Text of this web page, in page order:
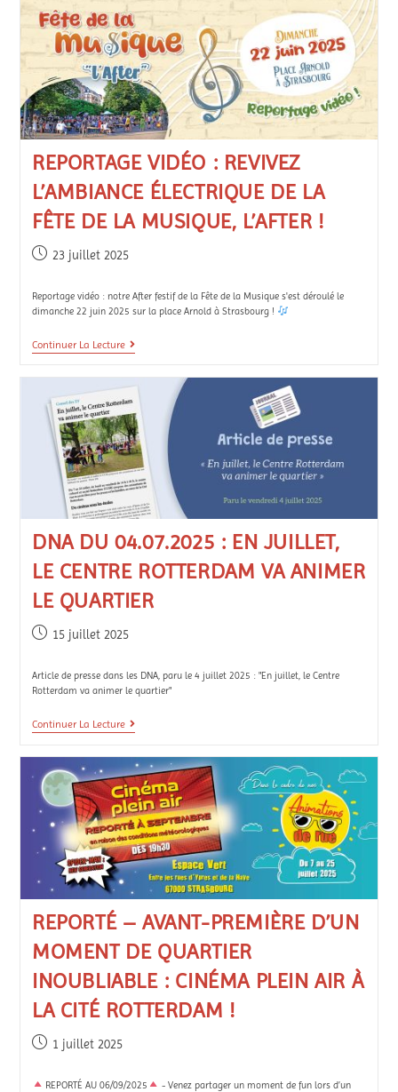
REPORTAGE VIDÉO : REVIVEZ
L’AMBIANCE ÉLECTRIQUE DE LA
FÊTE DE LA MUSIQUE, L’AFTER !
23 juillet 2025
Reportage vidéo : notre After festif de la Fête de la Musique s'est déroulé le
dimanche 22 juin 2025 sur la place Arnold à Strasbourg !
Continuer La Lecture
DNA DU 04.07.2025 : EN JUILLET,
LE CENTRE ROTTERDAM VA ANIMER
LE QUARTIER
15 juillet 2025
Article de presse dans les DNA, paru le 4 juillet 2025 : "En juillet, le Centre
Rotterdam va animer le quartier"
Continuer La Lecture
REPORTÉ – AVANT-PREMIÈRE D’UN
MOMENT DE QUARTIER
INOUBLIABLE : CINÉMA PLEIN AIR À
LA CITÉ ROTTERDAM !
1 juillet 2025
REPORTÉ AU 06/09/2025
- Venez partager un moment de fun lors d’un